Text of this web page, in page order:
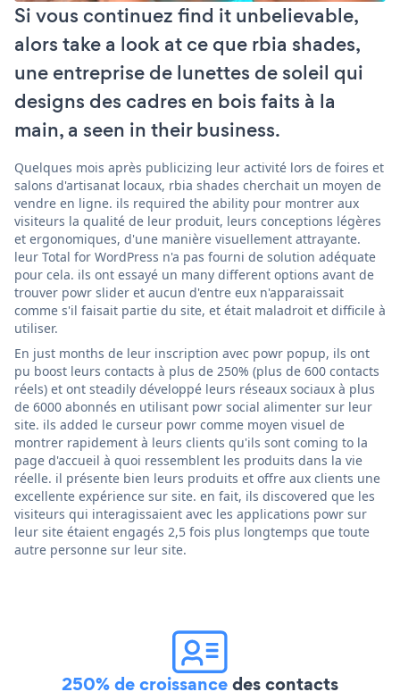
Si vous continuez find it unbelievable,
alors take a look at ce que rbia shades,
une entreprise de lunettes de soleil qui
designs des cadres en bois faits à la
main, a seen in their business.
Quelques mois après publicizing leur activité lors de foires et
salons d'artisanat locaux, rbia shades cherchait un moyen de
vendre en ligne. ils required the ability pour montrer aux
visiteurs la qualité de leur produit, leurs conceptions légères
et ergonomiques, d'une manière visuellement attrayante.
leur Total for WordPress n'a pas fourni de solution adéquate
pour cela. ils ont essayé un many different options avant de
trouver powr slider et aucun d'entre eux n'apparaissait
comme s'il faisait partie du site, et était maladroit et difficile à
utiliser.
En just months de leur inscription avec powr popup, ils ont
pu boost leurs contacts à plus de 250% (plus de 600 contacts
réels) et ont steadily développé leurs réseaux sociaux à plus
de 6000 abonnés en utilisant powr social alimenter sur leur
site. ils added le curseur powr comme moyen visuel de
montrer rapidement à leurs clients qu'ils sont coming to la
page d'accueil à quoi ressemblent les produits dans la vie
réelle. il présente bien leurs produits et offre aux clients une
excellente expérience sur site. en fait, ils discovered que les
visiteurs qui interagissaient avec les applications powr sur
leur site étaient engagés 2,5 fois plus longtemps que toute
autre personne sur leur site.
250% de croissancedes contacts